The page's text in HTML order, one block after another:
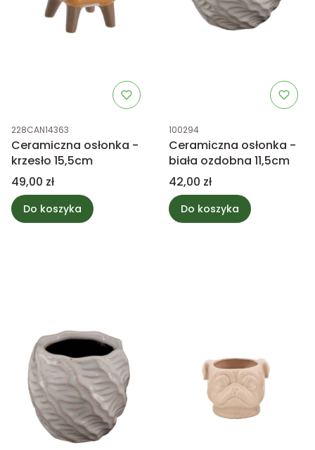
Kod produktu
228CAN14363
Ceramiczna osłonka -
krzesło 15,5cm
Cena
49,00 zł
Do koszyka
Kod produktu
100294
Ceramiczna osłonka -
biała ozdobna 11,5cm
Cena
42,00 zł
Do koszyka